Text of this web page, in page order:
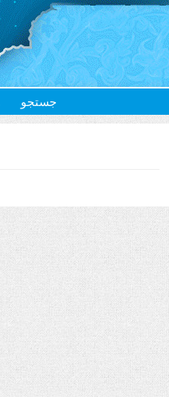
جستجو